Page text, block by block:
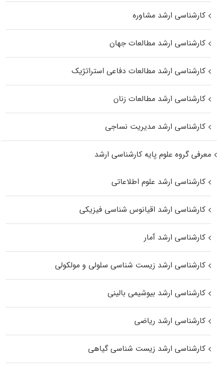
کارشناسی ارشد مشاوره
کارشناسی ارشد مطالعات جهان
کارشناسی ارشد مطالعات دفاعی استراتژیک
کارشناسی ارشد مطالعات زنان
کارشناسی ارشد مدیریت نساجی
معرفی گروه علوم پایه کارشناسی ارشد
کارشناسی ارشد علوم اطلاعاتی
کارشناسی ارشد اقیانوس‌ شناسی فیزیکی
کارشناسی ارشد آمار
کارشناسی ارشد زیست شناسی سلولی و مولکولی
کارشناسی ارشد بیوشیمی بالینی
کارشناسی ارشد ریاضی
کارشناسی ارشد زیست‌ شناسی گیاهی